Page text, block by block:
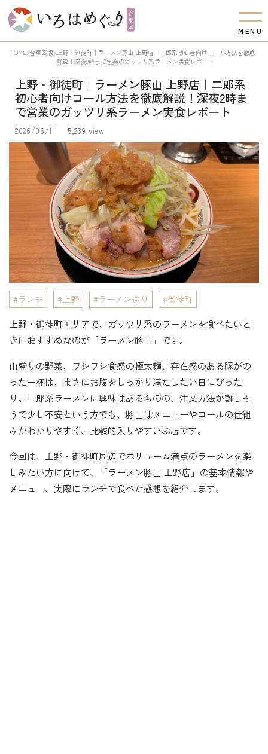
M EN U
HOME 台東区版 上野・御徒町｜ラーメン豚山 上野店｜二郎系初心者向けコール方法を徹底
解説！深夜2時まで営業のガッツリ系ラーメン実食レポート
上野・御徒町｜ラーメン豚山 上野店｜二郎系
初心者向けコール方法を徹底解説！深夜2時ま
で営業のガッツリ系ラーメン実食レポート
2026/06/11 5,239 view
ランチ 上野 ラーメン巡り 御徒町
上野・御徒町エリアで、ガッツリ系のラーメンを食べたいと
きにおすすめなのが「ラーメン豚山」です。
山盛りの野菜、ワシワシ食感の極太麺、存在感のある豚がの
った一杯は、まさにお腹をしっかり満たしたい日にぴった
り。二郎系ラーメンに興味はあるものの、注文方法が難しそ
うで少し不安という方でも、豚山はメニューやコールの仕組
みがわかりやすく、比較的入りやすいお店です。
今回は、上野・御徒町周辺でボリューム満点のラーメンを楽
しみたい方に向けて、「ラーメン豚山 上野店」の基本情報や
メニュー、実際にランチで食べた感想を紹介します。